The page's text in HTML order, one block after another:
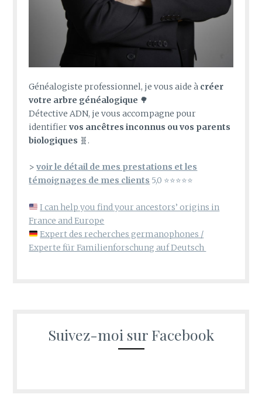
Généalogiste professionnel, je vous aide à créer
votre arbre généalogique 🌳
Détective ADN, je vous accompagne pour
identifiervos ancêtres inconnus ou vos parents
biologiques 🧬.
>voir le détail de mes prestations et les
témoignages de mes clients 5,0 ⭐⭐⭐⭐⭐
I can help you find your ancestors’ origins in
France and Europe
Expert des recherches germanophones /
Experte für Familienforschung auf Deutsch
Suivez-moi sur Facebook